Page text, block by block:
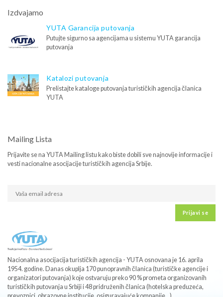
Izdvajamo
YUTA Garancija putovanja
Putujte sigurno sa agencijama u sistemu YUTA garancija
putovanja
Katalozi putovanja
Prelistajte kataloge putovanja turističkih agencija članica
YUTA
Mailing Lista
Prijavite se na YUTA Mailing listu kako biste dobili sve najnovije informacije i
vesti nacionalne asocijacije turističkih agencija Srbije.
Prijavi se
Nacionalna asocijacija turističkih agencija - YUTA osnovana je 16. aprila
1954. godine. Danas okuplja 170 punopravnih članica (turističke agencije i
organizatori putovanja) koje ostvaruju preko 90 % prometa organizovanih
turističkih putovanja u Srbiji i 48 pridruženih članica (hotelska preduzeća,